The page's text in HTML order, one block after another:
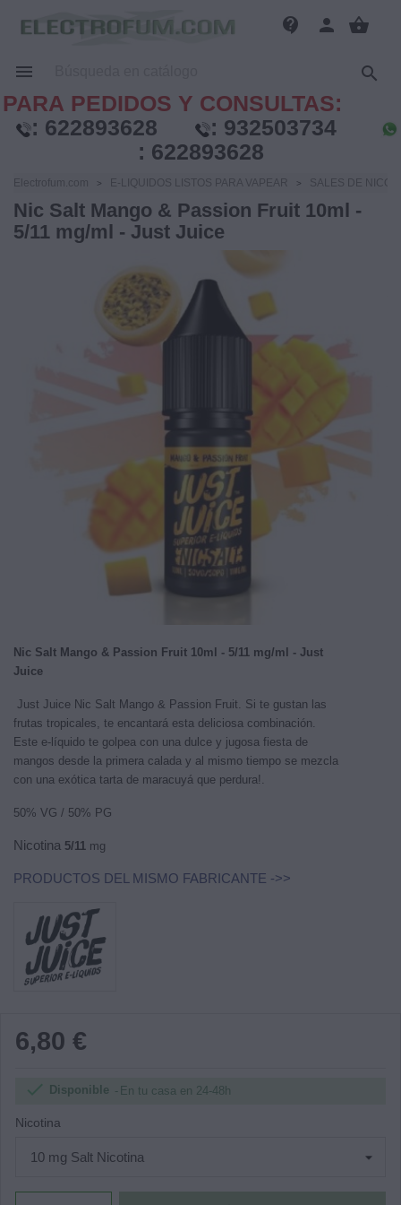
contact_support person shopping_basket
 
PARA PEDIDOS Y CONSULTAS:
: 622893628 : 932503734
: 622893628
Electrofum.com E-LIQUIDOS LISTOS PARA VAPEAR SALES DE
Nic Salt Mango & Passion Fruit 10ml -
5/11 mg/ml - Just Juice
Nic Salt Mango & Passion Fruit 10ml - 5/11 mg/ml - Just
Juice
Just Juice Nic Salt Mango & Passion Fruit. Si te gustan las
frutas tropicales, te encantará esta deliciosa combinación.
Este e-líquido te golpea con una dulce y jugosa fiesta de
mangos desde la primera calada y al mismo tiempo se mezcla
con una exótica tarta de maracuyá que perdura!.
50% VG / 50% PG
Nicotina 5/11 mg
PRODUCTOS DEL MISMO FABRICANTE ->>
6,80 €
 Disponible En tu casa en 24-48h
Nicotina